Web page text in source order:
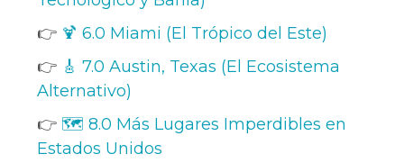
👉 🍹 6.0 Miami (El Trópico del Este)
👉 🎸 7.0 Austin, Texas (El Ecosistema
Alternativo)
👉 🗺️ 8.0 Más Lugares Imperdibles en
Estados Unidos